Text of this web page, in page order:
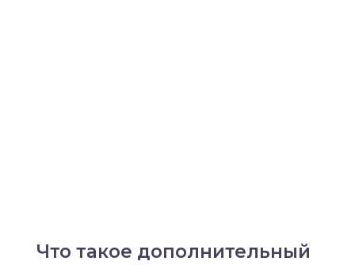
Что такое дополнительный